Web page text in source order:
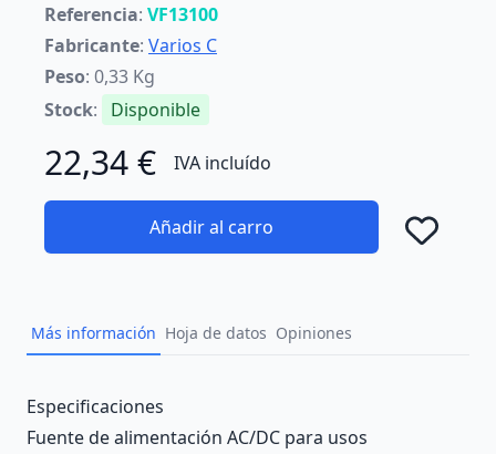
Referencia: VF13100
Fabricante: Varios C
Peso: 0,33 Kg
Stock: Disponible
22,34 € IVA incluído
Añadir al carro
Más información Hoja de datos Opiniones
Description
Especificaciones
Fuente de alimentación AC/DC para usos